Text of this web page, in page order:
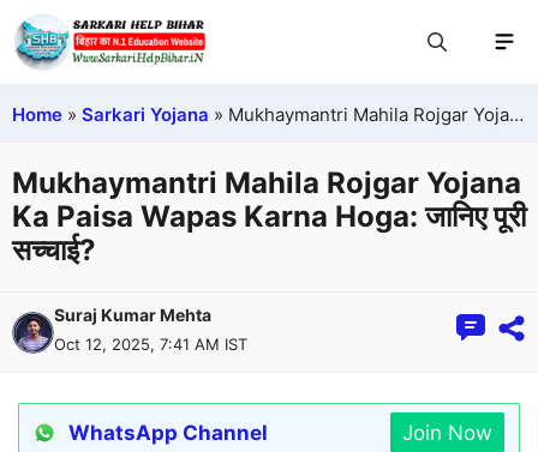
Home » Sarkari Yojana » Mukhaymantri Mahila Rojgar Yojana Ka Paisa Wapas Karna Hoga: जानिए पूरी सच्चाई?
Mukhaymantri Mahila Rojgar Yojana
Ka Paisa Wapas Karna Hoga: जानिए पूरी
सच्चाई?
Suraj Kumar Mehta
Oct 12, 2025, 7:41 AM IST
WhatsApp Channel Join Now